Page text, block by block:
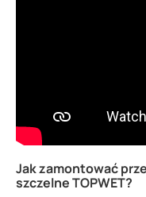
Jak zamontować
szczelne TOPWET?